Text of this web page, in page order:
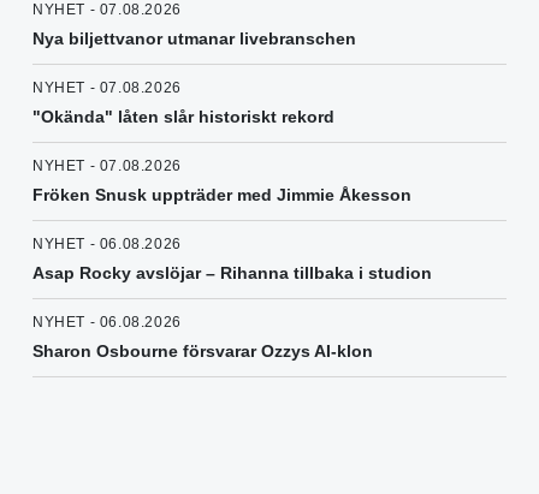
NYHET - 07.08.2026
Nya biljettvanor utmanar livebranschen
NYHET - 07.08.2026
"Okända" låten slår historiskt rekord
NYHET - 07.08.2026
Fröken Snusk uppträder med Jimmie Åkesson
NYHET - 06.08.2026
Asap Rocky avslöjar – Rihanna tillbaka i studion
NYHET - 06.08.2026
Sharon Osbourne försvarar Ozzys AI-klon